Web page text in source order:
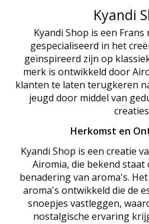
Kyandi
Kyandi Shop is een
gespecialiseerd in het
geïnspireerd zijn op
merk is ontwikkeld door
klanten te laten terugkeren
jeugd door middel van
Herkomst en
Kyandi Shop is een creatie
Airomia, die bekend
benadering van aroma's.
aroma's ontwikkeld die de
snoepjes vastleggen,
nostalgische ervaring